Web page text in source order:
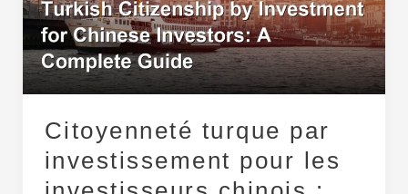
Citoyenneté turque par
investissement pour les
pour
les
investisseurs
chinois
:
Guide
complet